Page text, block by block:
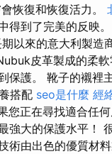
恢復和恢復活力。
得到了完美的反映
以來的意大利製
皮革製成的柔
保護。 靴子的襯
搭配 seo是什麼 經
您正在尋找適合任
強大的保護水平！
術由出色的優質材料